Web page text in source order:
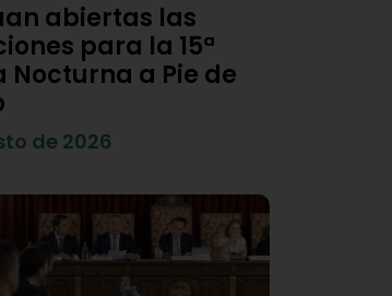
abiertas las
para la 15ª
Nocturna a Pie de
de 2026